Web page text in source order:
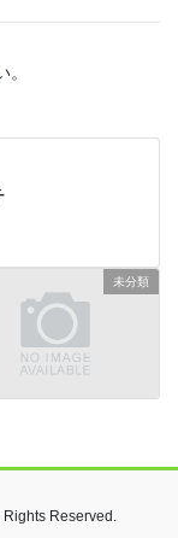
。
未分類
Reserved.